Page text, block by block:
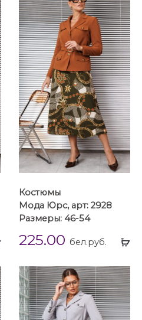
Выбрать
Костюмы
Мода Юрс, арт: 2928
Размеры: 46-54
225.00 бел.руб.